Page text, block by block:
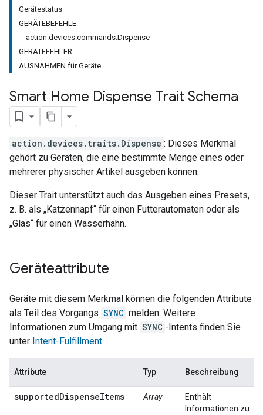
Gerätestatus
GERÄTEBEFEHLE
action.devices.commands.Dispense
GERÄTEFEHLER
AUSNAHMEN für Geräte
Smart Home Dispense Trait Schema
action.devices.traits.Dispense : Dieses Merkmal
gehört zu Geräten, die eine bestimmte Menge eines oder
mehrerer physischer Artikel ausgeben können.
Dieser Trait unterstützt auch das Ausgeben eines Presets,
z. B. als „Katzennapf“ für einen Futterautomaten oder als
„Glas“ für einen Wasserhahn.
Geräteattribute
Geräte mit diesem Merkmal können die folgenden Attribute
als Teil des Vorgangs SYNC melden. Weitere
Informationen zum Umgang mit SYNC -Intents finden Sie
unter Intent-Fulfillment.
Attribute Typ Beschreibung
supportedDispenseItems Array
Enthält
Informationen zu